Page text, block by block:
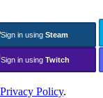
Sign in using Steam
Sign in using Twitch
Privacy Policy.